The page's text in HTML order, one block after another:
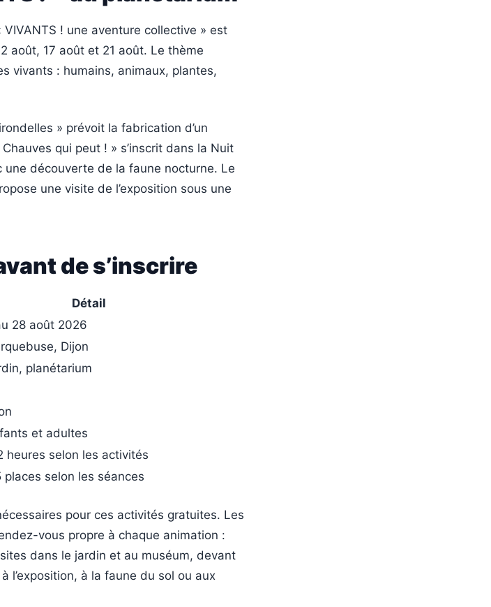
! une aventure collective » est
août, 17 août et 21 août. Le thème
vivants : humains, animaux, plantes,
» prévoit la fabrication d’un
qui peut ! » s’inscrit dans la Nuit
découverte de la faune nocturne. Le
une visite de l’exposition sous une
de s’inscrire
Détail
28 août 2026
Dijon
planétarium
et adultes
heures selon les activités
places selon les séances
pour ces activités gratuites. Les
vous propre à chaque animation :
dans le jardin et au muséum, devant
l’exposition, à la faune du sol ou aux